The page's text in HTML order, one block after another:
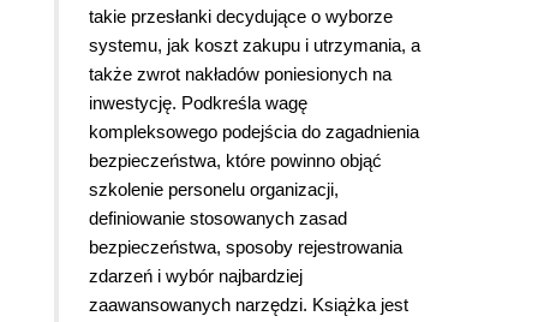
takie przesłanki decydujące o wyborze
systemu, jak koszt zakupu i utrzymania, a
także zwrot nakładów poniesionych na
inwestycję. Podkreśla wagę
kompleksowego podejścia do zagadnienia
bezpieczeństwa, które powinno objąć
szkolenie personelu organizacji,
definiowanie stosowanych zasad
bezpieczeństwa, sposoby rejestrowania
zdarzeń i wybór najbardziej
zaawansowanych narzędzi. Książka jest